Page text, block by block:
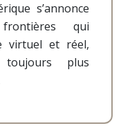
s’annonce
qui
virtuel et réel,
plus